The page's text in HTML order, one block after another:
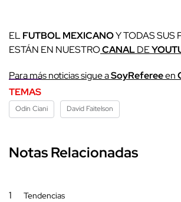
ELFUTBOL MEXICANOY TODAS SUS
ESTÁN EN NUESTROCANALDE
Para más noticias sigue aSoyRefereeen
TEMAS
Odin Ciani David Faitelson
Notas Relacionadas
1 Tendencias